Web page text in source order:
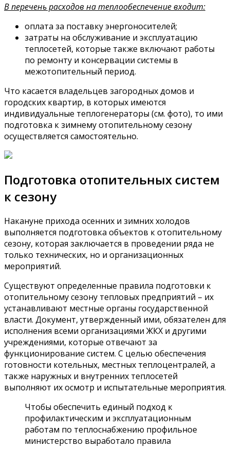
В перечень расходов на теплообеспечение входит:
оплата за поставку энергоносителей;
затраты на обслуживание и эксплуатацию
теплосетей, которые также включают работы
по ремонту и консервации системы в
межотопительный период.
Что касается владельцев загородных домов и
городских квартир, в которых имеются
индивидуальные теплогенераторы (см. фото), то ими
подготовка к зимнему отопительному сезону
осуществляется самостоятельно.
Подготовка отопительных систем
к сезону
Накануне прихода осенних и зимних холодов
выполняется подготовка объектов к отопительному
сезону, которая заключается в проведении ряда не
только технических, но и организационных
мероприятий.
Существуют определенные правила подготовки к
отопительному сезону тепловых предприятий – их
устанавливают местные органы государственной
власти. Документ, утвержденный ими, обязателен для
исполнения всеми организациями ЖКХ и другими
учреждениями, которые отвечают за
функционирование систем. С целью обеспечения
готовности котельных, местных теплоцентралей, а
также наружных и внутренних теплосетей
выполняют их осмотр и испытательные мероприятия.
Чтобы обеспечить единый подход к
профилактическим и эксплуатационным
работам по теплоснабжению профильное
министерство выработало правила